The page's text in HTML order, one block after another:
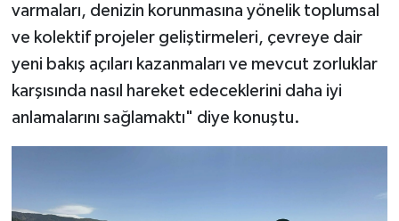
varmaları, denizin korunmasına yönelik toplumsal
ve kolektif projeler geliştirmeleri, çevreye dair
yeni bakış açıları kazanmaları ve mevcut zorluklar
karşısında nasıl hareket edeceklerini daha iyi
anlamalarını sağlamaktı" diye konuştu.